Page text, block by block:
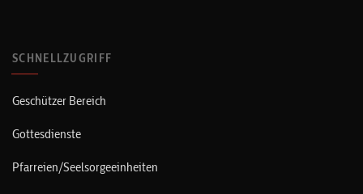
SCHNELLZUGRIFF
Geschützer Bereich
Gottesdienste
Pfarreien/Seelsorgeeinheiten